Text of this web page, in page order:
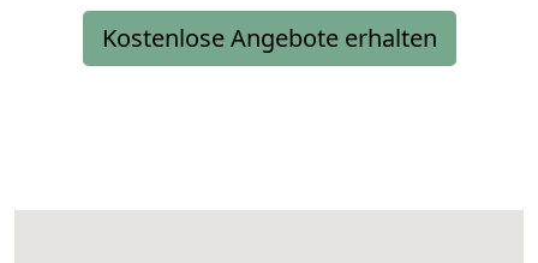
Kostenlose Angebote erhalten